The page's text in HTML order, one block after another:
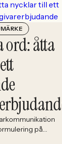
ord: åtta
på
i hur